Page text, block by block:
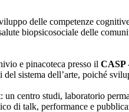
delle competenze
biopsicosociale delle
e pinacoteca presso il CASP
sistema dell’arte, poiché
un centro studi, laboratorio
di talk, performance e